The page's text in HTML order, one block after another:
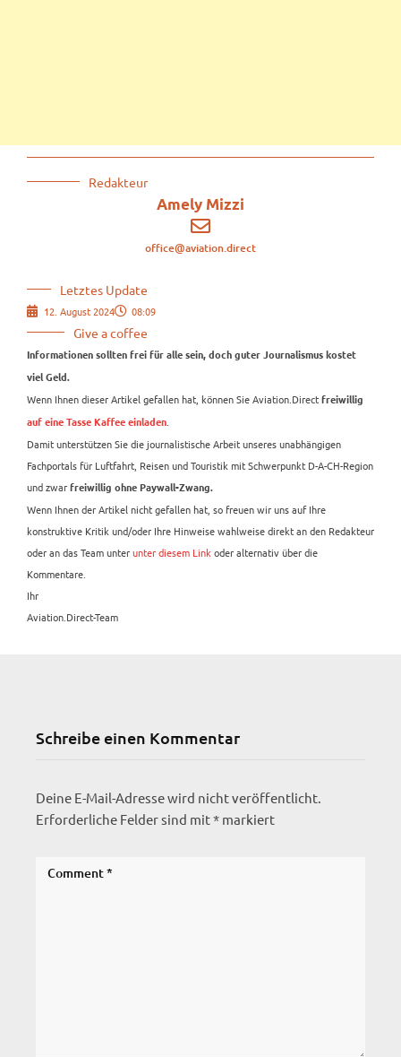
Redakteur
Amely Mizzi
office@aviation.direct
Letztes Update
12. August 2024 08:09
Give a coffee
Informationen sollten frei für alle sein, doch guter Journalismus kostet
viel Geld.
Wenn Ihnen dieser Artikel gefallen hat, können Sie Aviation.Direct freiwillig
auf eine Tasse Kaffee einladen
Damit unterstützen Sie die journalistische Arbeit unseres unabhängigen
Fachportals für Luftfahrt, Reisen und Touristik mit Schwerpunkt D-A-CH-Region
und zwar freiwillig ohne Paywall-Zwang.
Wenn Ihnen der Artikel nicht gefallen hat, so freuen wir uns auf Ihre
konstruktive Kritik und/oder Ihre Hinweise wahlweise direkt an den Redakteur
oder an das Team unterunter diesem Link oder alternativ über die
Kommentare.
Ihr
Aviation.Direct-Team
Schreibe einen Kommentar
Deine E-Mail-Adresse wird nicht veröffentlicht.
Erforderliche Felder sind mit* markiert